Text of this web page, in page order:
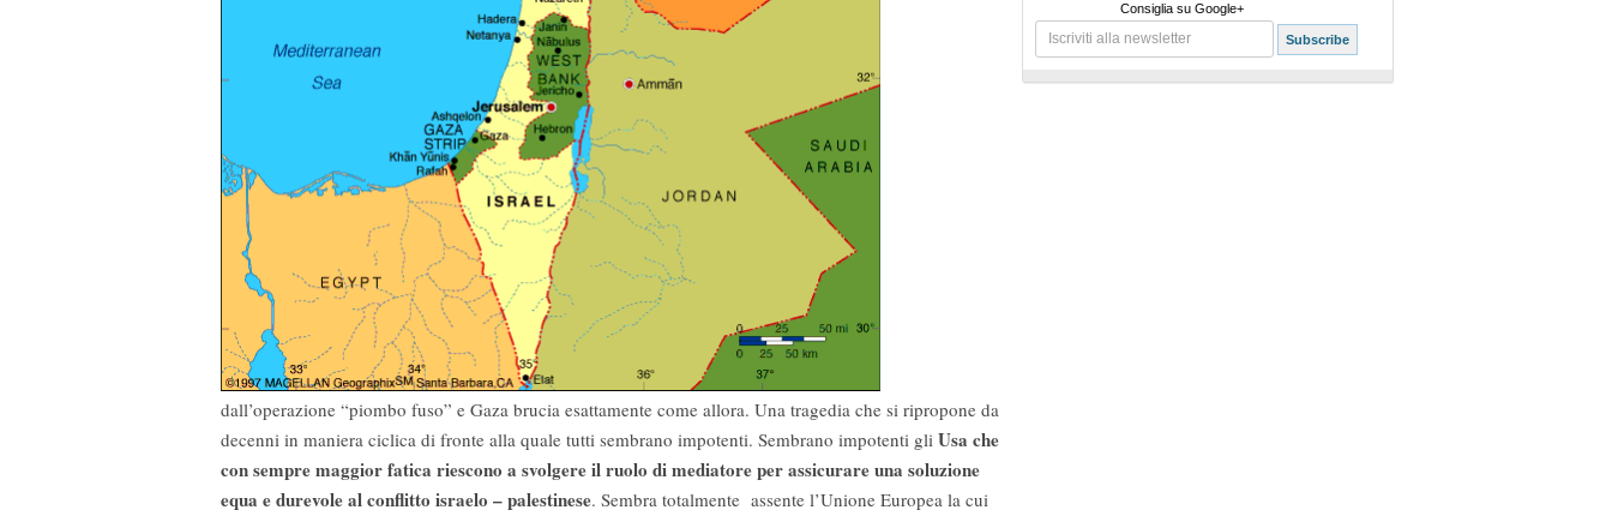
dall’operazione “piombo fuso” e Gaza brucia esattamente come allora. Una tragedia che si ripropone da
decenni in maniera ciclica di fronte alla quale tutti sembrano impotenti. Sembrano impotenti gli Usa che
con sempre maggior fatica riescono a svolgere il ruolo di mediatore per assicurare una soluzione
equa e durevole al conflitto israelo – palestinese. Sembra totalmente assente l’Unione Europea la cui
Consiglia su Google+